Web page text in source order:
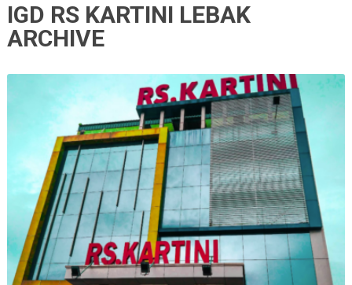
IGD RS KARTINI LEBAK
ARCHIVE